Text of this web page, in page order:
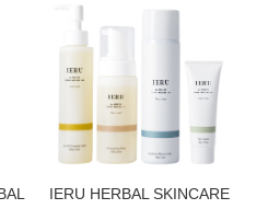
IERU HERBAL SKINCARE